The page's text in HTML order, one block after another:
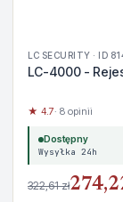
LC SECURITY · ID
LC-4000 -
★ 4.7· 8 opinii
Dostępny
Wysyłka 24h
322,61 zł